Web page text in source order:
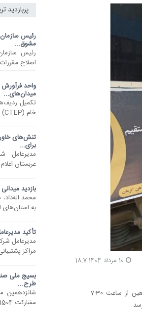
پربازدید
رئیس سازمان
مشوق...
رئیس
اصلاح
واحد
میدان‌های...
خام (CTEP) آزادگان جنوبی و آغاز...
برای...
مدیرعامل
عربستان
بازدید
محمد
به استان‌های
تأکید
مدیرعامل
مراکز
بسیج ملی
طرح...
شانزدهمین
مشارکت 1504 اکیپ عملیاتی و 3817...
به نقل از ایرنا، شرکت راه‌آهن جمهوری اسلامی ایران یادآور شد: پیش‌فروش بلیت قطارهای مسافری اربعین از ساعت 7:30